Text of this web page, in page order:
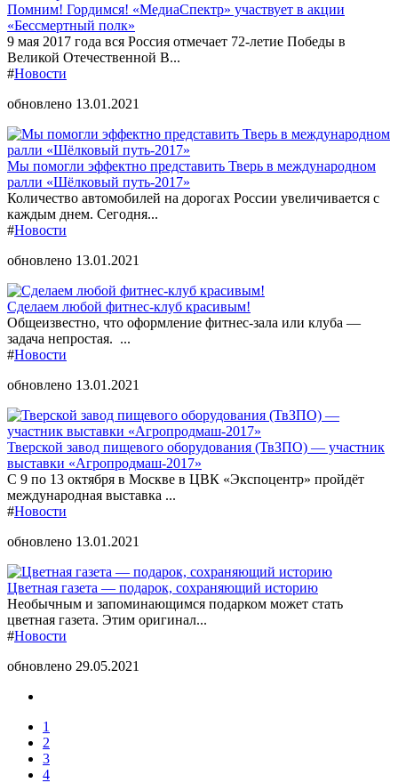
Помним! Гордимся! «МедиаСпектр» участвует в акции
«Бессмертный полк»
9 мая 2017 года вся Россия отмечает 72-летие Победы в
Великой Отечественной В...
#Новости
обновлено 13.01.2021
Мы помогли эффектно представить Тверь в международном
ралли «Шёлковый путь-2017»
Количество автомобилей на дорогах России увеличивается с
каждым днем. Сегодня...
#Новости
обновлено 13.01.2021
Сделаем любой фитнес-клуб красивым!
Общеизвестно, что оформление фитнес-зала или клуба —
задача непростая. ...
#Новости
обновлено 13.01.2021
Тверской завод пищевого оборудования (ТвЗПО) — участник
выставки «Агропродмаш-2017»
С 9 по 13 октября в Москве в ЦВК «Экспоцентр» пройдёт
международная выставка ...
#Новости
обновлено 13.01.2021
Цветная газета — подарок, сохраняющий историю
Необычным и запоминающимся подарком может стать
цветная газета. Этим оригинал...
#Новости
обновлено 29.05.2021
1
2
3
4